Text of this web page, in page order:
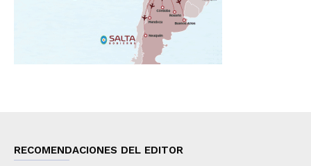
RECOMENDACIONES DEL EDITOR